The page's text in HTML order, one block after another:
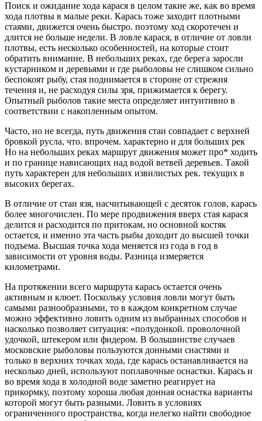
Поиск и ожидание хода карася в целом такие же, как во время
хода плотвы в малые реки. Карась тоже заходит плотными
стаями, движется очень быстро. поэтому ход скоротечен и
длится не больше недели. В ловле карася, в отличие от ловли
плотвы, есть несколько особенностей, на которые стоит
обратить внимание. В небольших реках, где берега заросли
кустарником и деревьями и где рыболовы не слишком сильно
беспокоят рыбу, стая поднимается в стороне от стрежня
течения и, не расходуя силы зря, прижимается к берегу.
Опытный рыболов такие места определяет интуитивно в
соответствии с накопленным опытом.
Часто, но не всегда, путь движения стаи совпадает с верхней
бровкой русла, что. впрочем. характерно и для больших рек
Но на небольших реках маршрут движения может про* ходить
и по границе нависающих над водой ветвей деревьев. Такой
путь характерен для небольших извилистых рек. текущих в
высоких берегах.
В отличие от стаи язя, насчитывающей с десяток голов, карась
более многочислен. По мере продвижения вверх стая карася
делится и расходится по притокам, но основной костяк
остается, и именно эта часть рыбы доходит до высшей точки
подъема. Высшая точка хода меняется из года в год в
зависимости от уровня воды. Разница измеряется
километрами.
На протяжении всего маршрута карась остается очень
активным и клюет. Поскольку условия ловли могут быть
самыми разнообразными, то в каждом конкретном случае
можно эффективно ловить одним из выбранных способов и
насколько позволяет ситуация: «полудонкой. проволочной
удочкой, штекером или фидером. В большинстве случаев
московские рыболовы пользуются донными снастями и
только в верхних точках хода, где карась останавливается на
несколько дней, используют поплавочные оснастки. Карась и
во время хода в холодной воде заметно реагирует на
прикормку, поэтому хороша любая донная оснастка варианты
которой могут быть разными. Ловить в условиях
ограниченного пространства, когда нелегко найти свободное